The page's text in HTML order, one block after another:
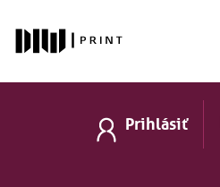
Prihlásiť